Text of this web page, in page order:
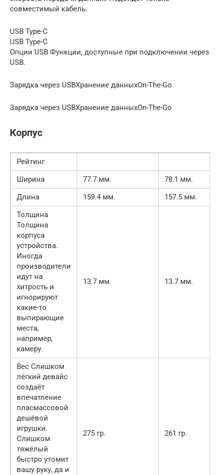
совместимый кабель.
USB Type-C
USB Type-C
Опции USB Функции, доступные при подключении через
USB.
Зарядка через USBХранение данныхOn-The-Go
Зарядка через USBХранение данныхOn-The-Go
Корпус
Рейтинг
Ширина
77.7 мм.
78.1 мм.
Длина
159.4 мм.
157.5 мм.
Толщина
Толщина
корпуса
устройства.
Иногда
производители
идут на
хитрость и
игнорируют
какие-то
выпирающие
места,
например,
камеру.
13.7 мм. 13.7 мм.
Вес Слишком
лёгкий девайс
создаёт
впечатление
пласмассовой
дешёвой
игрушки.
Слишком
тяжёлый
быстро утомит
вашу руку, да и
275 гр. 261 гр.